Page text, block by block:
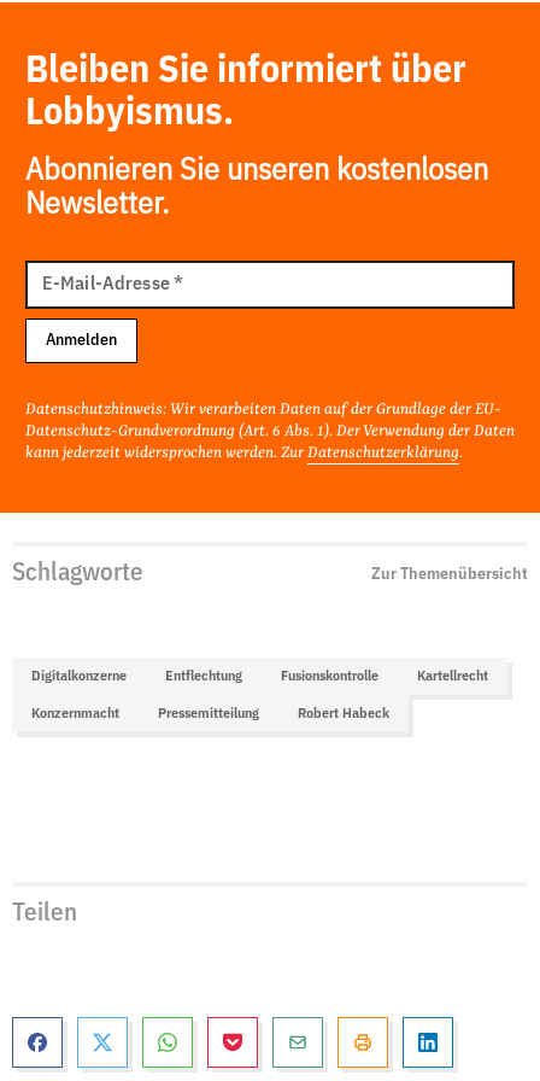
Bleiben Sie informiert über
Lobbyismus.
Abonnieren Sie unseren kostenlosen
Newsletter.
Mail
Adresse
E-Mail-Adresse*
Anmelden
Datenschutzhinweis: Wir verarbeiten Daten auf der Grundlage der EU-
Datenschutz-Grundverordnung (Art. 6 Abs. 1). Der Verwendung der Daten
kann jederzeit widersprochen werden. Zur Datenschutzerklärung.
Schlagworte Zur Themenübersicht
Digitalkonzerne Entflechtung Fusionskontrolle Kartellrecht
Konzernmacht Pressemitteilung Robert Habeck
Teilen